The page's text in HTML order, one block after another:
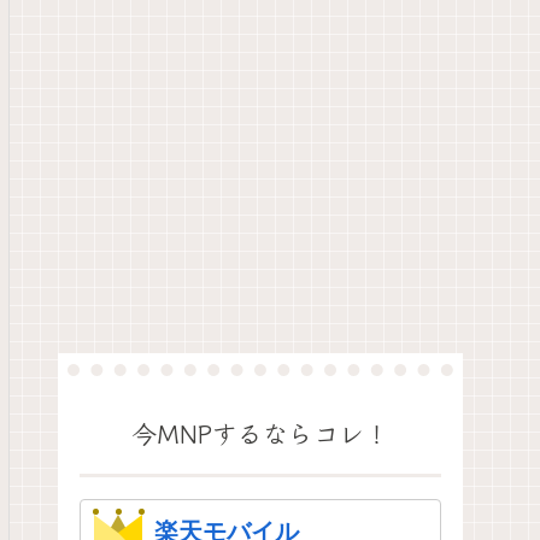
今MNPするならコレ！
楽天モバイル